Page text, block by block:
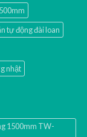
tự động đài loan
nhật
1500mm TW-